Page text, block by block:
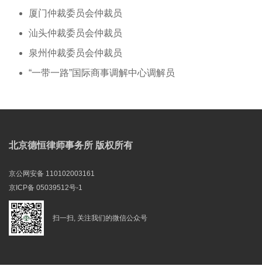
厦门仲裁委员会仲裁员
汕头仲裁委员会仲裁员
泉州仲裁委员会仲裁员
“一带一路”国际商事调解中心调解员
北京德恒律师事务所 版权所有
京公网安备 110102003161
京ICP备 05039512号-1
扫一扫, 关注我们的微信公众号